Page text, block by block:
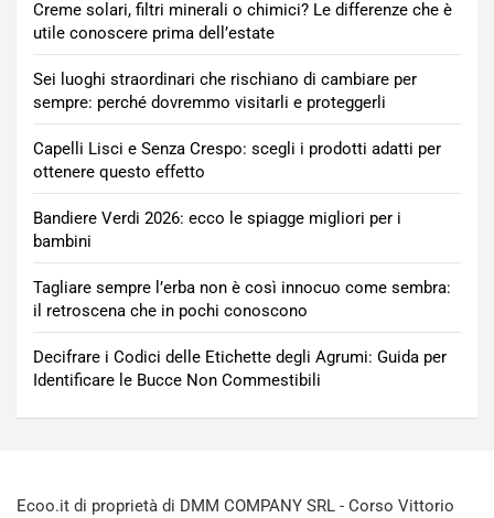
Creme solari, filtri minerali o chimici? Le differenze che è
utile conoscere prima dell’estate
Sei luoghi straordinari che rischiano di cambiare per
sempre: perché dovremmo visitarli e proteggerli
Capelli Lisci e Senza Crespo: scegli i prodotti adatti per
ottenere questo effetto
Bandiere Verdi 2026: ecco le spiagge migliori per i
bambini
Tagliare sempre l’erba non è così innocuo come sembra:
il retroscena che in pochi conoscono
Decifrare i Codici delle Etichette degli Agrumi: Guida per
Identificare le Bucce Non Commestibili
Ecoo.it di proprietà di DMM COMPANY SRL - Corso Vittorio